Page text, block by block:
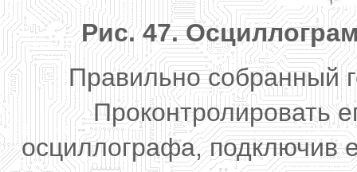
Рис. 47.
Правильно собранный
Проконтролировать
осциллографа, подключив